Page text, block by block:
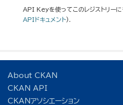
API Keyを使ってこのレジストリーに
APIドキュメント).
About CKAN
CKAN API
CKANアソシエーション